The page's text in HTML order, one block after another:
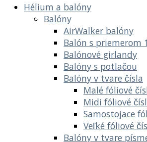
Hélium a balóny
Balóny
AirWalker balóny
Balón s priemerom
Balónové girlandy
Balóny s potlačou
Balóny v tvare čísla
Malé fóliové
Midi fóliové
Samostojace
Veľké fóliové
Balóny v tvare